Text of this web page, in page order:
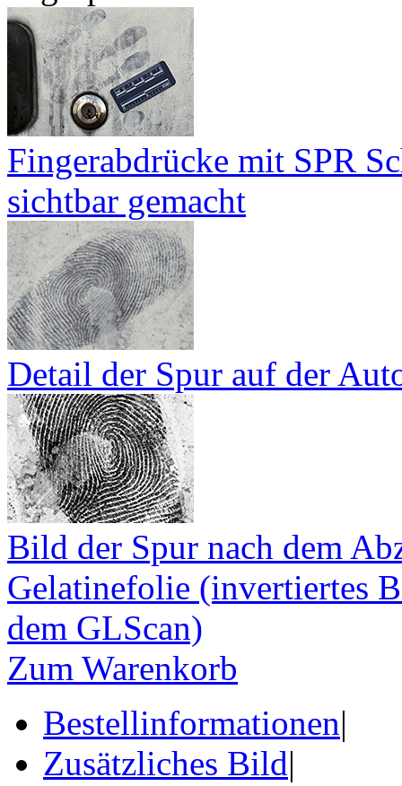
Fingerabdrücke mit SPR
sichtbar gemacht
Detail der Spur auf der
Bild der Spur nach dem
Gelatinefolie (invertiertes
dem GLScan)
Zum Warenkorb
Bestellinformationen|
Zusätzliches Bild|